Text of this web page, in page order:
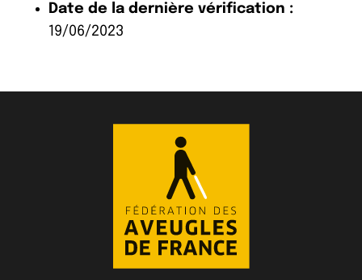
Date de la dernière vérification :
19/06/2023